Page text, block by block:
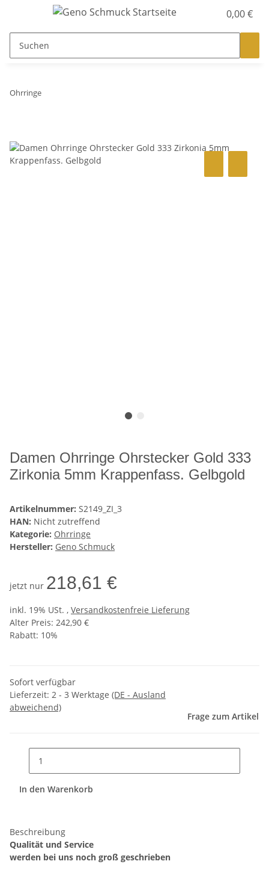
0,00 €
Ohrringe
Damen Ohrringe Ohrstecker Gold 333
Zirkonia 5mm Krappenfass. Gelbgold
Artikelnummer: S2149_ZI_3
HAN: Nicht zutreffend
Kategorie: Ohrringe
Hersteller: Geno Schmuck
jetzt nur 218,61 €
inkl. 19% USt. , Versandkostenfreie Lieferung
Alter Preis: 242,90 €
Rabatt: 10%
Sofort verfügbar
Lieferzeit: 2 - 3 Werktage (DE - Ausland
abweichend)
Frage zum Artikel
In den Warenkorb
Beschreibung
Qualität und Service
werden bei uns noch groß geschrieben